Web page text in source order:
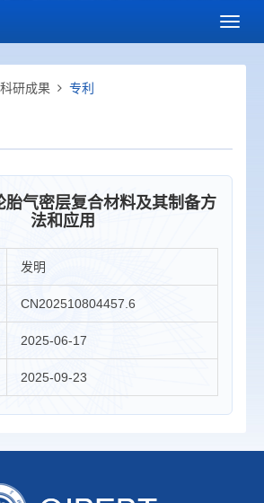
科研成果 专利
胎气密层复合材料及其制备方
法和应用
发明
CN202510804457.6
2025-06-17
2025-09-23